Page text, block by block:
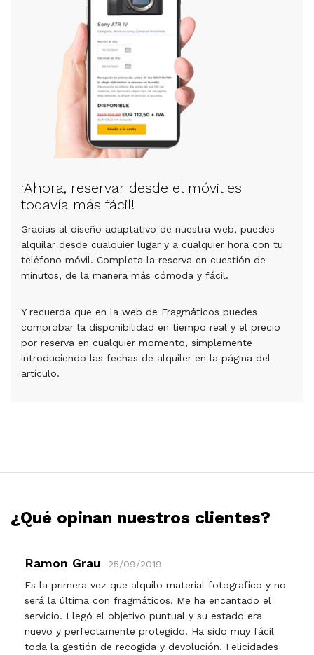
¡Ahora, reservar desde el móvil es
todavía más fácil!
Gracias al diseño adaptativo de nuestra web, puedes
alquilar desde cualquier lugar y a cualquier hora con tu
teléfono móvil. Completa la reserva en cuestión de
minutos, de la manera más cómoda y fácil.
Y recuerda que en la web de Fragmáticos puedes
comprobar la disponibilidad en tiempo real y el precio
por reserva en cualquier momento, simplemente
introduciendo las fechas de alquiler en la página del
artículo.
¿Qué opinan nuestros clientes?
Ramon Grau
25/09/2019
Es la primera vez que alquilo material fotografico y no
será la última con fragmáticos. Me ha encantado el
servicio. Llegó el objetivo puntual y su estado era
nuevo y perfectamente protegido. Ha sido muy fácil
toda la gestión de recogida y devolución. Felicidades